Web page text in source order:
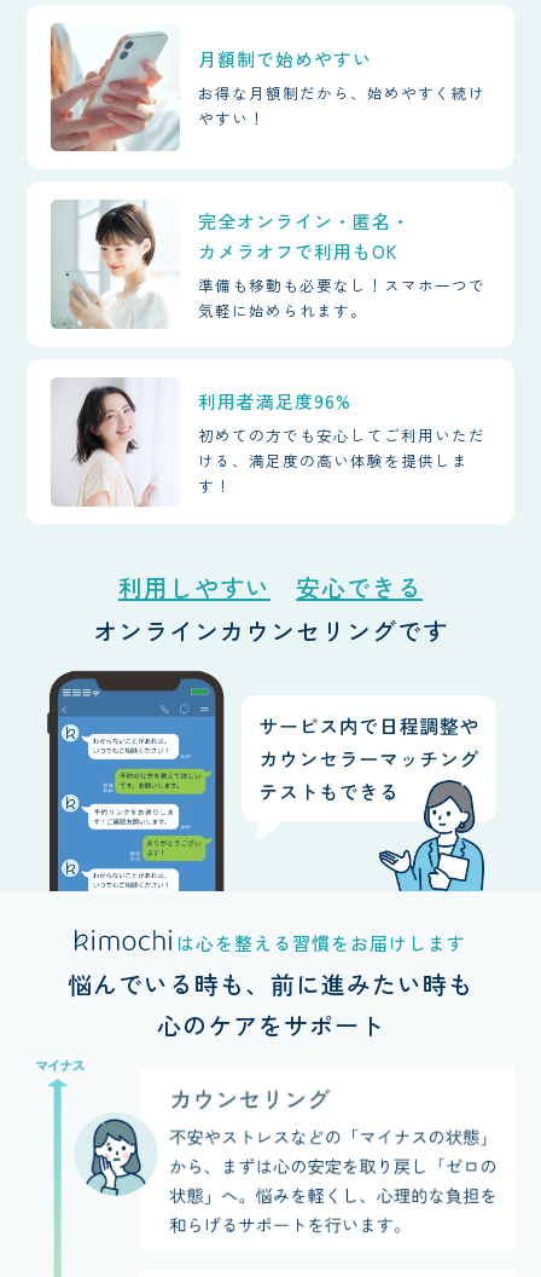
月額制で始めやすい
お得な月額制だから、始めやすく続け
やすい！
完全オンライン・匿名・
カメラオフで利用もOK
準備も移動も必要なし！スマホ一つで
気軽に始められます。
利用者満足度96%
初めての方でも安心してご利用いただ
ける、満足度の高い体験を提供しま
す！
利用しやすい
安心できる
オンラインカウンセリングです
は心を整える習慣をお届けします
悩んでいる時も、 前に進みたい時も
心のケアをサポート